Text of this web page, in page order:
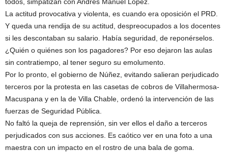
La actitud provocativa y violenta, es cuando era oposición el PRD.
Y queda una rendija de su actitud, despreocupados a los docentes
si les descontaban su salario. Había seguridad, de reponérselos.
¿Quién o quiénes son los pagadores? Por eso dejaron las aulas
sin contratiempo, al tener seguro su emolumento.
Por lo pronto, el gobierno de Núñez, evitando salieran perjudicado
terceros por la protesta en las casetas de cobros de Villahermosa-
Macuspana y en la de Villa Chable, ordenó la intervención de las
fuerzas de Seguridad Pública.
No faltó la queja de reprensión, sin ver ellos el daño a terceros
perjudicados con sus acciones. Es caótico ver en una foto a una
maestra con un impacto en el rostro de una bala de goma.